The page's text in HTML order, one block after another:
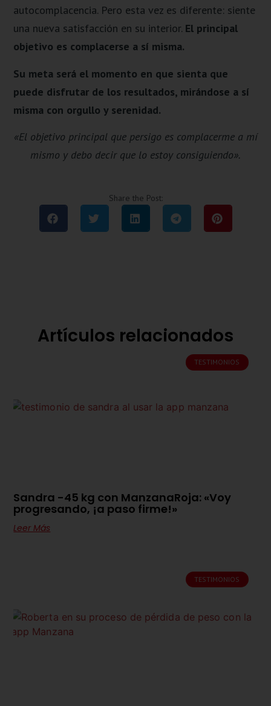
autocomplacencia. Pero esta vez es diferente: siente
una nueva satisfacción en su interior. El principal
objetivo es complacerse a sí misma.
Su meta será el momento en que sienta que
puede disfrutar de los resultados, mirándose a sí
misma con orgullo y serenidad.
«El objetivo principal que persigo es complacerme a mí
mismo y debo decir que lo estoy consiguiendo».
Share the Post:
Artículos relacionados
TESTIMONIOS
Sandra -45 kg con ManzanaRoja: «Voy
progresando, ¡a paso firme!»
Leer Más
TESTIMONIOS